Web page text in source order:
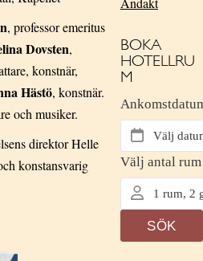
, professor emeritus
Dovsten,
konstnär,
Hästö, konstnär.
och musiker.
direktor Helle
konstansvarig
BOKA
HOTELLRU
M